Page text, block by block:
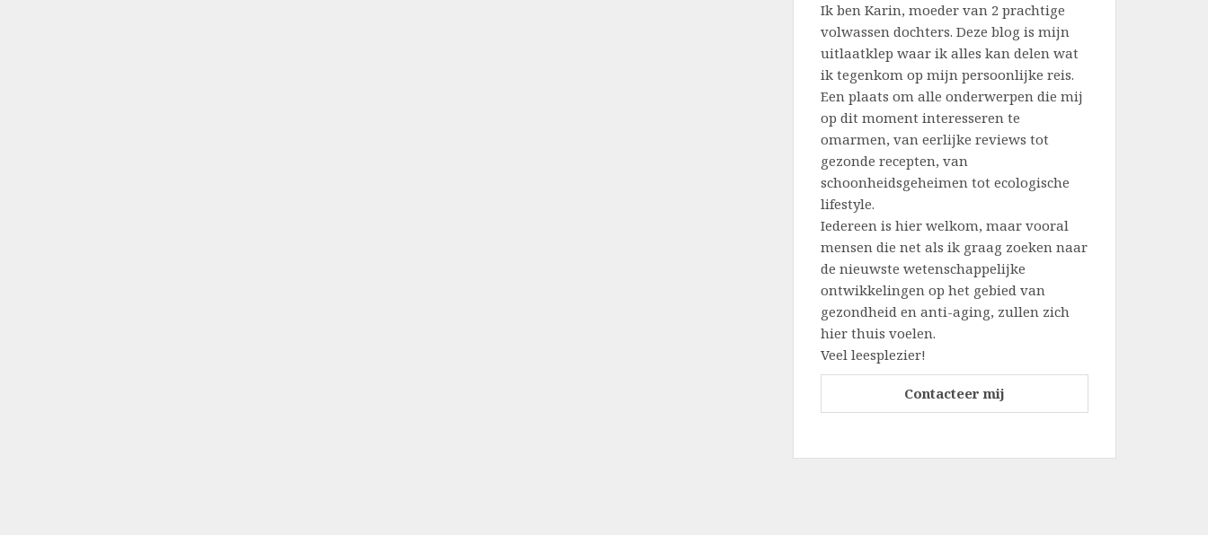
Ik ben Karin, moeder van 2 prachtige
volwassen dochters. Deze blog is mijn
uitlaatklep waar ik alles kan delen wat
ik tegenkom op mijn persoonlijke reis.
Een plaats om alle onderwerpen die mij
op dit moment interesseren te
omarmen, van eerlijke reviews tot
gezonde recepten, van
schoonheidsgeheimen tot ecologische
lifestyle.
Iedereen is hier welkom, maar vooral
mensen die net als ik graag zoeken naar
de nieuwste wetenschappelijke
ontwikkelingen op het gebied van
gezondheid en anti-aging, zullen zich
hier thuis voelen.
Veel leesplezier!
Contacteer mij